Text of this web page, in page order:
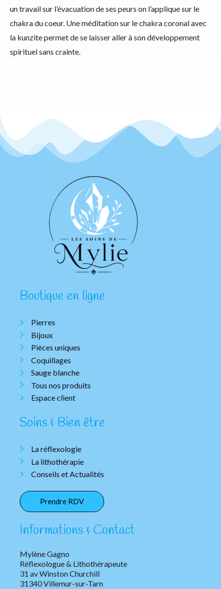
un travail sur l’évacuation de ses peurs on l’applique sur le
chakra du coeur. Une méditation sur le chakra coronal avec
la kunzite permet de se laisser aller à son développement
spirituel sans crainte.
Boutique en ligne
Pierres
Bijoux
Pièces uniques
Coquillages
Sauge blanche
Tous nos produits
Espace client
Soins & Bien être
La réflexologie
La lithothérapie
Conseils et Actualités
Prendre RDV
Informations & Contact
Mylène Gagno
Réflexologue & Lithothérapeute
31 av Winston Churchill
31340 Villemur-sur-Tarn